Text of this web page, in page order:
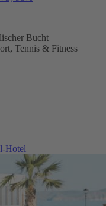
Bucht
Tennis & Fitness
Hotel